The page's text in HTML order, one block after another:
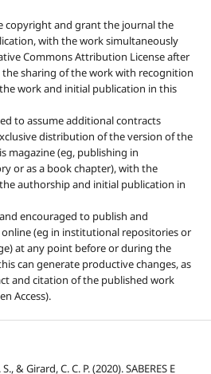
copyright and grant the journal the
with the work simultaneously
Commons Attribution License after
sharing of the work with recognition
work and initial publication in this
to assume additional contracts
distribution of the version of the
magazine (eg, publishing in
or as a book chapter), with the
authorship and initial publication in
encouraged to publish and
(eg in institutional repositories or
at any point before or during the
can generate productive changes, as
and citation of the published work
Access).
& Girard, C. C. P. (2020). SABERES E